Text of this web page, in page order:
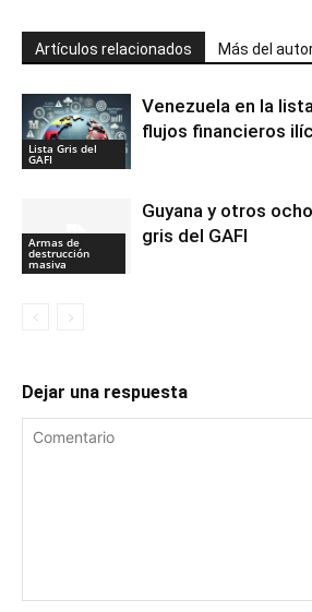
Artículos relacionados Más del
Lista Gris del
GAFI
Venezuela en la
flujos financieros
Armas de
destrucción
masiva
Guyana y otros
gris del GAFI
Dejar una respuesta